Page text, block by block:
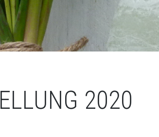
2020